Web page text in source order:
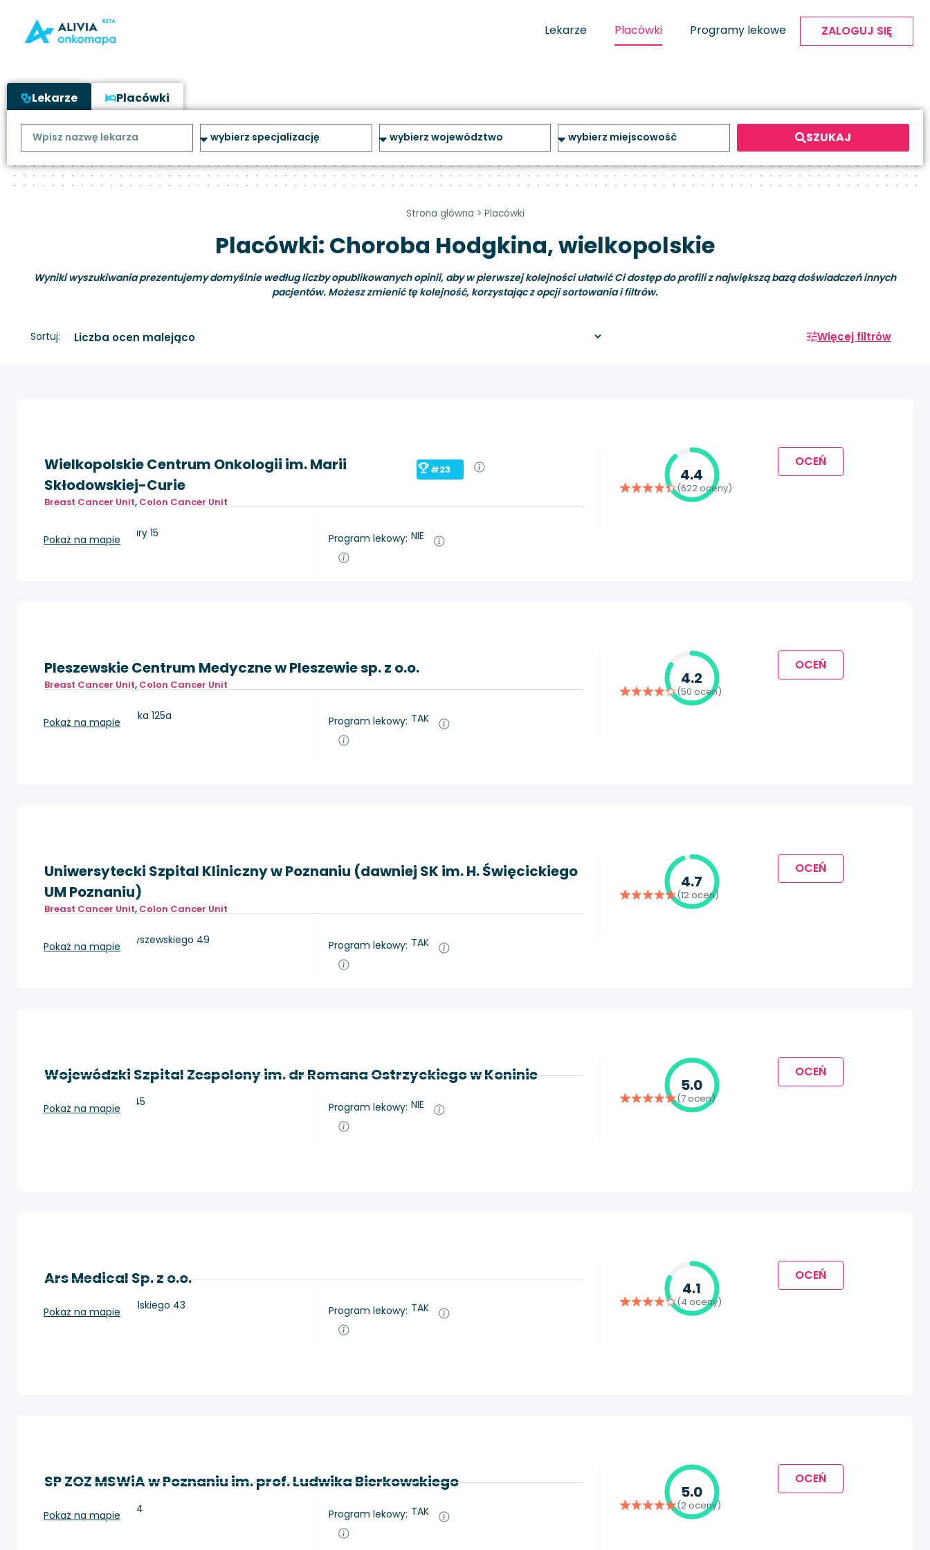
Lekarze Placówki Programy lekowe ZALOGUJ SIĘ
Lekarze Placówki
SZUKAJ
Strona główna > Placówki
Placówki: Choroba Hodgkina, wielkopolskie
Wyniki wyszukiwania prezentujemy domyślnie według liczby opublikowanych opinii, aby w pierwszej kolejności ułatwić Ci dostęp do profili z największą bazą doświadczeń innych
pacjentów. Możesz zmienić tę kolejność, korzystając z opcji sortowania i filtrów.
Sortuj: Więcej filtrów
Wielkopolskie Centrum Onkologii im. Marii
Skłodowskiej-Curie
#23
Breast Cancer Unit, Colon Cancer Unit
Poznań, ul. Garbary 15
Pokaż na mapie Program lekowy: NIE
4.4
(622 oceny)
OCEŃ
Pleszewskie Centrum Medyczne w Pleszewie sp. z o.o.
Breast Cancer Unit, Colon Cancer Unit
Pleszew, Poznańska 125a
Pokaż na mapie Program lekowy: TAK
4.2
(50 ocen)
OCEŃ
Uniwersytecki Szpital Kliniczny w Poznaniu (dawniej SK im. H. Święcickiego
UM Poznaniu)
Breast Cancer Unit, Colon Cancer Unit
Poznań, ul. Przybyszewskiego 49
Pokaż na mapie Program lekowy: TAK
4.7
(12 ocen)
OCEŃ
Wojewódzki Szpital Zespolony im. dr Romana Ostrzyckiego w Koninie
Konin, Szpitalna 45
Pokaż na mapie Program lekowy: NIE
5.0
(7 ocen)
OCEŃ
Ars Medical Sp. z o.o.
Piła, Al. Wojska Polskiego 43
Pokaż na mapie Program lekowy: TAK
4.1
(4 oceny)
OCEŃ
SP ZOZ MSWiA w Poznaniu im. prof. Ludwika Bierkowskiego
Poznań, Dojazd 34
Pokaż na mapie Program lekowy: TAK
5.0
(2 oceny)
OCEŃ